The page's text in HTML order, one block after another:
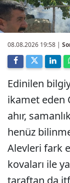
08.08.2026 19:58 |
Edinilen
ikamet eden
ahır,
henüz
Alevleri fark
kovaları ile
taraftan da